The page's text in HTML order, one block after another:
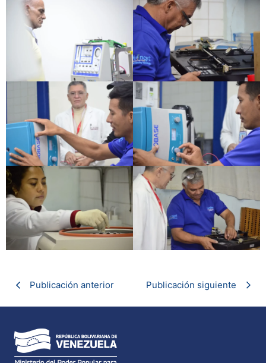
Publicación anterior Publicación siguiente